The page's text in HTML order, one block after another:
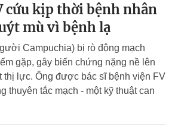
cứu kịp thời bệnh nhân
mù vì bệnh lạ
Campuchia) bị rò động mạch
gặp, gây biến chứng nặng nề lên
thị lực. Ông được bác sĩ bệnh viện FV
thuyên tắc mạch - một kỹ thuật can